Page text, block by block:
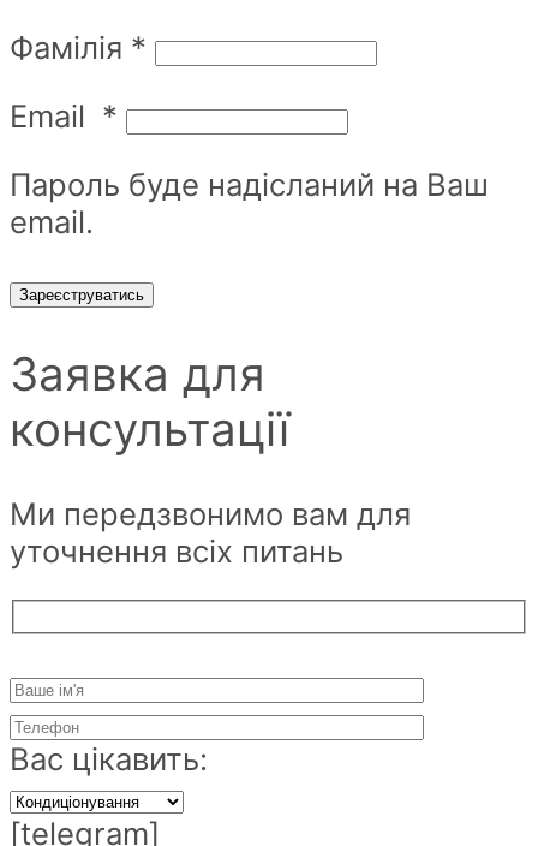
Фамілія *
Email *
Пароль буде надісланий на Ваш
email.
Зареєструватись
Заявка для
консультації
Ми передзвонимо вам для
уточнення всіх питань
Вас цікавить:
[telegram]